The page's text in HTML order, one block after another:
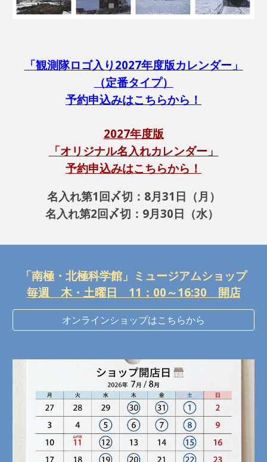
「観測隊ロゴ入り2027年度版カレンダー」
（定番タイプ）
予約申込みはこちらから！
2027年度版
「オリジナル名入れカレンダー」
予約申込みはこちらから！
名入れ第1回〆切：8月31日（月）
名入れ第2回〆切：9月30日（水）
「南極・北極科学館」ミュージアムショップ
毎週 木・土曜日 11：00～16:30 開店
オンラインショップはこちらから